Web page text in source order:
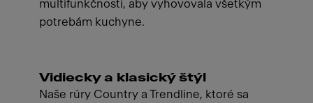
multifunkčnosti, aby vyhovovala všetkým
potrebám kuchyne.
Vidiecky a klasický štýl
Naše rúry Country a Trendline, ktoré sa